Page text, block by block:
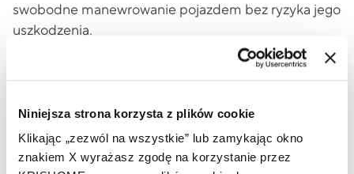
Niniejsza strona korzysta z plików cookie
Klikając „zezwól na wszystkie” lub zamykając okno
znakiem X wyrażasz zgodę na korzystanie przez
swobodne manewrowanie pojazdem bez ryzyka jego
uszkodzenia.
Nawet jeśli dysponujesz tylko jednym autem,
nie zawsze będzie najlepszym wyborem. Wymiary
zamierzasz przechowywać także inne pojazdy, np.
motor lub rowery.